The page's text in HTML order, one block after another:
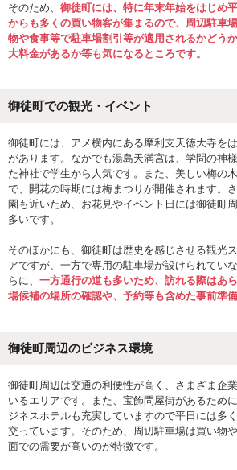
そのため、 御徒町には、特に年末年始をはじめ
からも多くの買い物客が集まるので、周辺駐車
物や食事等で駐車場割引等が適用されるかどう
大料金があるか等も気になるところです。
御徒町での観光・イベント
御徒町には、アメ横内にある摩利支天徳大寺を
があります。なかでも湯島天満宮は、学問の神
た神社で学生から人気です。また、美しい梅の
で、開花の時期には梅まつりが開催されます。
園も近いため、お花見やイベント日には御徒町
多いです。
そのほかにも、御徒町は歴史を感じさせる観光
アですが、一方で専用の駐車場が設けられてい
らに、 一方通行の道も多いため、訪れる際はあ
場候補の場所の確認や、予約等も含めた事前準
御徒町周辺のビジネス環境
御徒町周辺は交通の利便性が高く、さまざま企
いるエリアです。また、宝飾問屋街があるため
ジネスホテルも充実していますので平日には多
交っています。そのため、周辺駐車場は買い物
面での需要が高いのが特徴です。